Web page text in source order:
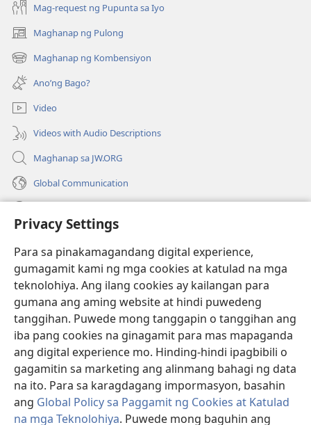
Privacy Settings
Para sa pinakamagandang digital experience,
gumagamit kami ng mga cookies at katulad na mga
teknolohiya. Ang ilang cookies ay kailangan para
gumana ang aming website at hindi puwedeng
tanggihan. Puwede mong tanggapin o tanggihan ang
iba pang cookies na ginagamit para mas mapaganda
ang digital experience mo. Hinding-hindi ipagbibili o
gagamitin sa marketing ang alinmang bahagi ng data
na ito. Para sa karagdagang impormasyon, basahin
ang Global Policy sa Paggamit ng Cookies at Katulad
na mga Teknolohiya. Puwede mong baguhin ang
Mag-request ng Pupunta sa Iyo
Maghanap ng Pulong
(may
bubukas
na
bagong
window)
Maghanap ng Kombensiyon
(may
bubukas
na
bagong
window)
Ano’ng Bago?
Video
Videos with Audio Descriptions
Maghanap sa JW.ORG
Global Communication
(may
na
bagong
window)
Watchtower ONLINE LIBRARY™
(may
bubukas
na
bagong
window)
JW Hub ®
(may
bubukas
bagong
window)
JW Library ®
Watchtower Library®